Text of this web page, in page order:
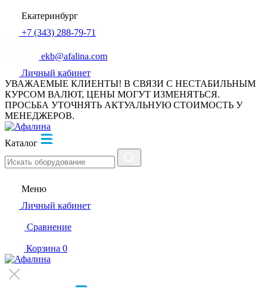
Екатеринбург
+7 (343) 288-79-71
ekb@afalina.com
Личный кабинет
УВАЖАЕМЫЕ КЛИЕНТЫ! В СВЯЗИ С НЕСТАБИЛЬНЫМ
КУРСОМ ВАЛЮТ, ЦЕНЫ МОГУТ ИЗМЕНЯТЬСЯ.
ПРОСЬБА УТОЧНЯТЬ АКТУАЛЬНУЮ СТОИМОСТЬ У
МЕНЕДЖЕРОВ.
Каталог
Меню
Личный кабинет
Сравнение
Корзина 0